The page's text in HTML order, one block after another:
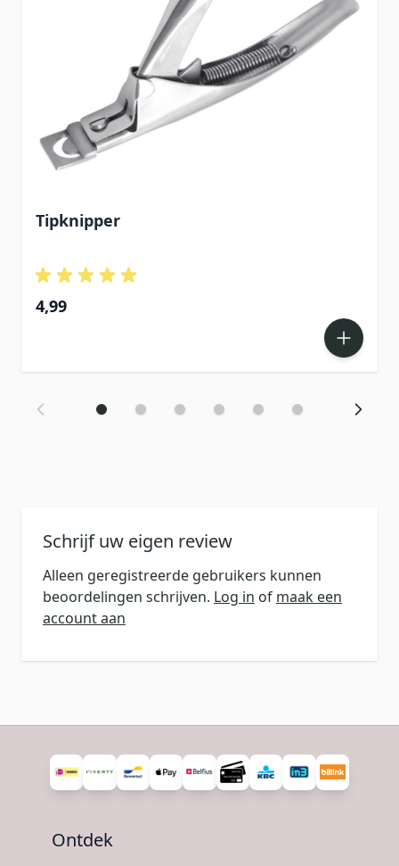
Tipknipper
4,99
Schrijf uw eigen review
Alleen geregistreerde gebruikers kunnen
beoordelingen schrijven. Log in of maak een
account aan
Ontdek